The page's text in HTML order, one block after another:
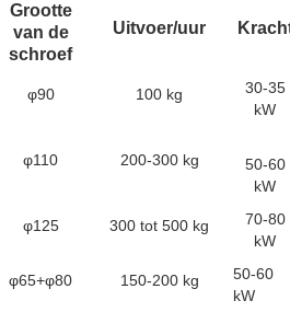
Grootte
van de
schroef
Uitvoer/uur
φ90 100 kg
30-35
kW
φ110 200-300 kg
50-60
kW
φ125 300 tot 500 kg
70-80
kW
φ65+φ80 150-200 kg
50-60
kW